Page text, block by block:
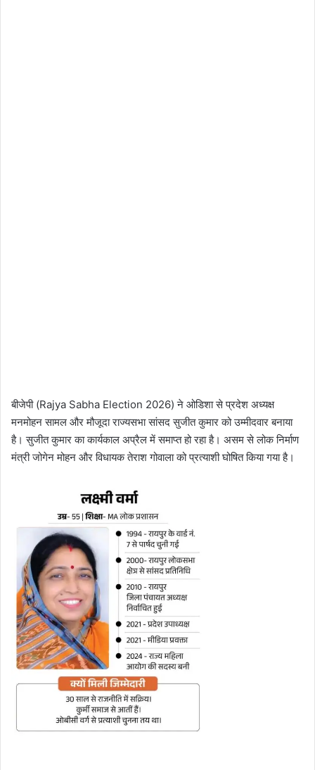
बीजेपी (Rajya Sabha Election 2026) ने ओडिशा से प्रदेश अध्यक्ष
मनमोहन सामल और मौजूदा राज्यसभा सांसद सुजीत कुमार को उम्मीदवार बनाया
है। सुजीत कुमार का कार्यकाल अप्रैल में समाप्त हो रहा है। असम से लोक निर्माण
मंत्री जोगेन मोहन और विधायक तेराश गोवाला को प्रत्याशी घोषित किया गया है।